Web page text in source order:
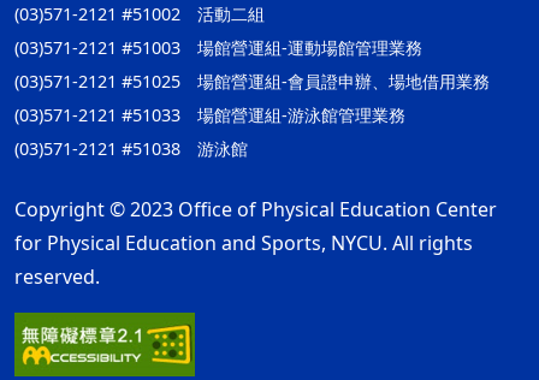
(03)571-2121 #51002 活動二組
(03)571-2121 #51003 場館營運組-運動場館管理業務
(03)571-2121 #51025 場館營運組-會員證申辦、場地借用業務
(03)571-2121 #51033 場館營運組-游泳館管理業務
(03)571-2121 #51038 游泳館
Copyright © 2023 Office of Physical Education Center
for Physical Education and Sports, NYCU. All rights
reserved.